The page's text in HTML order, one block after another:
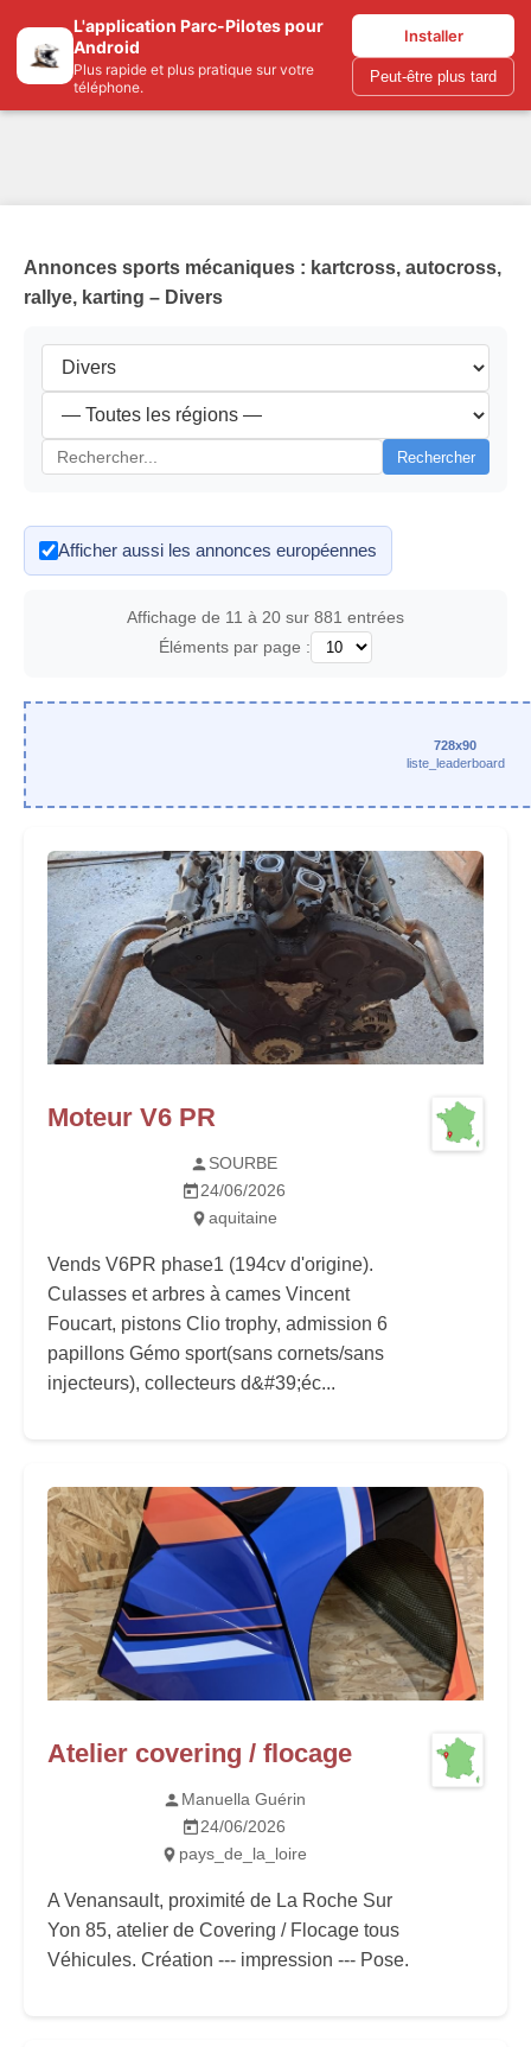
L'application Parc-Pilotes pour
Android
Plus rapide et plus pratique sur votre
téléphone.
Installer
Peut-être plus tard
Parc-pilotes.com
Annonces sports mécaniques : kartcross, autocross,
rallye, karting – Divers
Rechercher
Afficher aussi les annonces européennes
Affichage de 11 à 20 sur 881 entrées
Éléments par page :
728x90
liste_leaderboard
Moteur V6 PR
SOURBE
24/06/2026
aquitaine
Vends V6PR phase1 (194cv d'origine).
Culasses et arbres à cames Vincent
Foucart, pistons Clio trophy, admission 6
papillons Gémo sport(sans cornets/sans
injecteurs), collecteurs d&#39;éc...
Atelier covering / flocage
Manuella Guérin
24/06/2026
pays_de_la_loire
A Venansault, proximité de La Roche Sur
Yon 85, atelier de Covering / Flocage tous
Véhicules. Création --- impression --- Pose.